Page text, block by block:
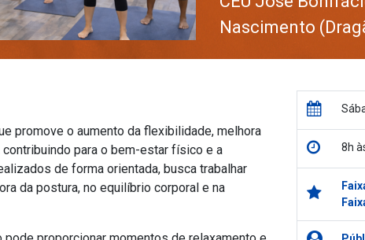
Nascimento
promove o aumento da flexibilidade, melhora
para o bem-estar físico e a
de forma orientada, busca trabalhar
da postura, no equilíbrio corporal e na
8h